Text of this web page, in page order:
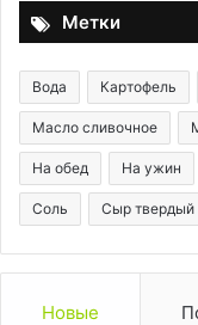
Метки
Вода Картофель
Масло сливочное
На обед На ужин
Соль Сыр твердый
Новые